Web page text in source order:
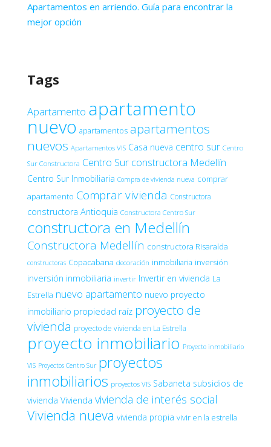
Apartamentos en arriendo. Guía para encontrar la
mejor opción
Tags
Apartamento apartamento
nuevo apartamentos apartamentos
nuevos Apartamentos VIS Casa nueva centro sur Centro
Sur Constructora Centro Sur constructora Medellín
Centro Sur Inmobiliaria Compra de vivienda nueva comprar
apartamento Comprar vivienda Constructora
constructora Antioquia Constructora Centro Sur
constructora en Medellín
Constructora Medellín constructora Risaralda
constructoras Copacabana decoración inmobiliaria inversión
inversión inmobiliaria invertir Invertir en vivienda La
Estrella nuevo apartamento nuevo proyecto
inmobiliario propiedad raíz proyecto de
vivienda proyecto de vivienda en La Estrella
proyecto inmobiliario Proyecto inmobiliario
VIS Proyectos Centro Sur proyectos
inmobiliarios proyectos VIS Sabaneta subsidios de
vivienda Vivienda vivienda de interés social
Vivienda nueva vivienda propia vivir en la estrella